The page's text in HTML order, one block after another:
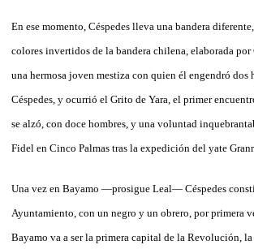
En ese momento, Céspedes lleva una bandera
colores invertidos de la bandera chilena, elaborada por
una hermosa joven mestiza con quien él engendró dos
Céspedes, y ocurrió el Grito de Yara, el primer
se alzó, con doce hombres, y una voluntad
Fidel en Cinco Palmas tras la expedición del yate
Una vez en Bayamo —prosigue Leal— Céspedes
Ayuntamiento, con un negro y un obrero, por primera
Bayamo va a ser la primera capital de la Revolución,